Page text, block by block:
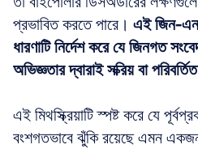
প্রভাবিত করতে পারে। এই জিন-
ধারণাটি নির্দেশ করে যে জিনগত
অভিজ্ঞতার দ্বারাই সক্রিয় বা
এই মিথস্ক্রিয়াটি স্পষ্ট করে যে
বংশগতভাবে ঝুঁকি রয়েছে এমন একজন